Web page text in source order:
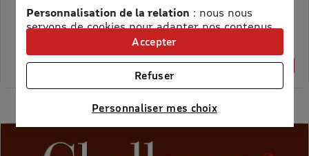
18% de remise
MON PETIT SCIENCE ET VIE AVEC NANO
Prix kiosque :71,40 €
58,65 €
Personnalisation de la relation : nous nous
servons de cookies pour adapter nos contenus
et personnaliser nos offres
Univers publicitaire: nous utilisons avec nos
partenaires des cookies pour afficher des
publicités personnalisées
Connaître notre politique cookies et la liste de nos
Personnaliser mes choix
Refuser
Accepter